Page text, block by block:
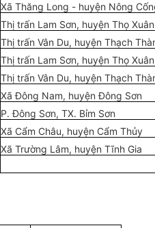
Xã Thăng Long - huyện Nông
Thị trấn Lam Sơn, huyện Thọ Xuân
Thị trấn Vân Du, huyện Thạch
Thị trấn Lam Sơn, huyện Thọ Xuân
Thị trấn Vân Du, huyện Thạch
Xã Đông Nam, huyện Đông Sơn
P. Đông Sơn, TX. Bỉm Sơn
Xã Cẩm Châu, huyện Cẩm Thủy
Xã Trường Lâm, huyện Tĩnh Gia